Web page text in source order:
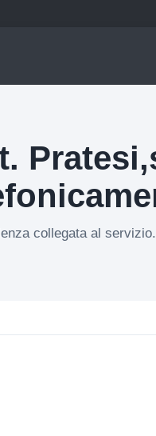
collegata al servizio.